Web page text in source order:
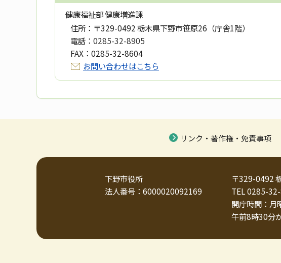
健康福祉部 健康増進課
住所： 〒329-0492 栃木県下野市笹原26（庁舎1階）
電話： 0285-32-8905
FAX： 0285-32-8604
お問い合わせはこちら
リンク・著作権・免責事項
下野市役所
法人番号：6000020092169
〒329-0492
TEL 0285-
開庁時間：月
午前8時30分